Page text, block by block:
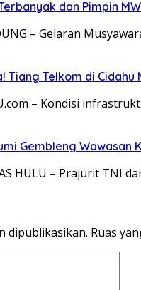
dan Pimpin
– Gelaran
Tiang Telkom di
– Kondisi
Gembleng
HULU – Prajurit TNI
dipublikasikan. Ruas